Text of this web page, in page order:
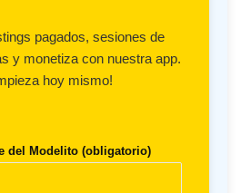
pagados, sesiones de
y monetiza con nuestra app.
hoy mismo!
del Modelito (obligatorio)